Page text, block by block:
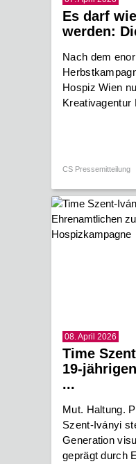
Es darf
werden:
Nach dem
Hospiz Wien
Kreativagentur
CS Pressemitteilung
08. April 2026
Time
19-
...
Mut. Haltung.
Szent-Iványi
Generation
geprägt durch